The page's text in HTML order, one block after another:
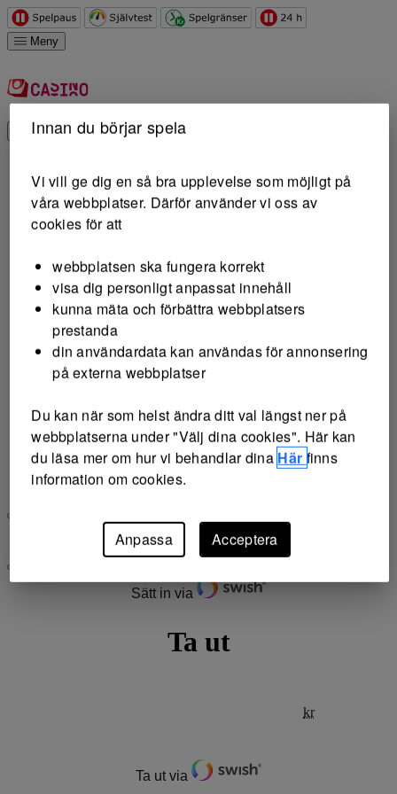
Hoppa till innehåll
Meny
Logga in
Sätt in
Belopp
100 kr
500 kr
Sätt in via
Stäng
Byt betalmetod
Sätt in via
Ta ut
kr
Ta ut via
Innan du börjar spela
Vi vill ge dig en så bra upplevelse som möjligt på
våra webbplatser. Därför använder vi oss av
cookies för att
webbplatsen ska fungera korrekt
visa dig personligt anpassat innehåll
kunna mäta och förbättra webbplatsers
prestanda
din användardata kan användas för annonsering
på externa webbplatser
Du kan när som helst ändra ditt val längst ner på
webbplatserna under "Välj dina cookies". Här kan
du läsa mer om hur vi behandlar dina Här finns
information om cookies.
Anpassa Acceptera